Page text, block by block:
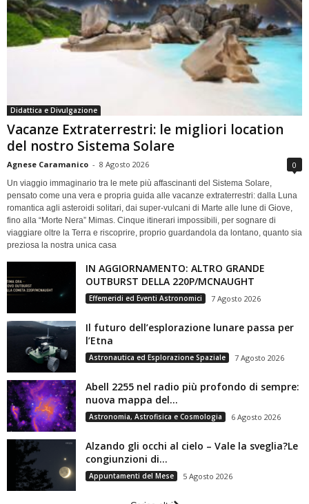
Didattica e Divulgazione
Vacanze Extraterrestri: le migliori location
del nostro Sistema Solare
Agnese Caramanico - 8 Agosto 2026 0
Un viaggio immaginario tra le mete più affascinanti del Sistema Solare,
pensato come una vera e propria guida alle vacanze extraterrestri: dalla Luna
romantica agli asteroidi solitari, dai super-vulcani di Marte alle lune di Giove,
fino alla “Morte Nera” Mimas. Cinque itinerari impossibili, per sognare di
viaggiare oltre la Terra e riscoprire, proprio guardandola da lontano, quanto sia
preziosa la nostra unica casa
IN AGGIORNAMENTO: ALTRO GRANDE
OUTBURST DELLA 220P/MCNAUGHT
Effemeridi ed Eventi Astronomici 7 Agosto 2026
Il futuro dell’esplorazione lunare passa per
l’Etna
Astronautica ed Esplorazione Spaziale 7 Agosto 2026
Abell 2255 nel radio più profondo di sempre:
nuova mappa del...
Astronomia, Astrofisica e Cosmologia 6 Agosto 2026
Alzando gli occhi al cielo – Vale la sveglia?Le
congiunzioni di...
Appuntamenti del Mese 5 Agosto 2026